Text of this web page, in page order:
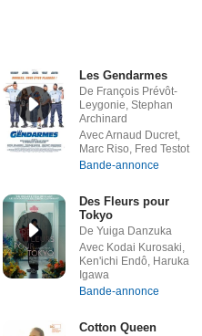
Les Gendarmes
De François Prévôt-
Leygonie, Stephan
Archinard
Avec Arnaud Ducret,
Marc Riso, Fred Testot
Bande-annonce
Des Fleurs pour
Tokyo
De Yuiga Danzuka
Avec Kodai Kurosaki,
Ken'ichi Endô, Haruka
Igawa
Bande-annonce
Cotton Queen